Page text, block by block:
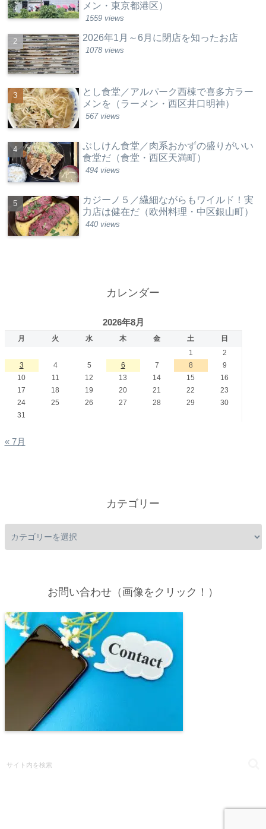
メン・東京都港区）
1559 views
2026年1月～6月に閉店を知ったお店
1078 views
とし食堂／アルパーク西棟で喜多方ラー
メンを（ラーメン・西区井口明神）
567 views
ぶしけん食堂／肉系おかずの盛りがいい
食堂だ（食堂・西区天満町）
494 views
カジーノ５／繊細ながらもワイルド！実
力店は健在だ（欧州料理・中区銀山町）
440 views
カレンダー
2026年8月
月 火 水 木 金 土
日
1
2
3
4 5 6 7 8
9
10
11 12 13 14 15
16
17
18 19 20 21 22
23
24
25 26 27 28 29
30
31
« 7月
カテゴリー
お問い合わせ（画像をクリック！）